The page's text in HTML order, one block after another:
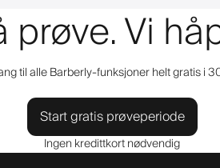
prøve. Vi
til alle Barberly-funksjoner helt gratis i
Start gratis prøveperiode
Ingen kredittkort nødvendig